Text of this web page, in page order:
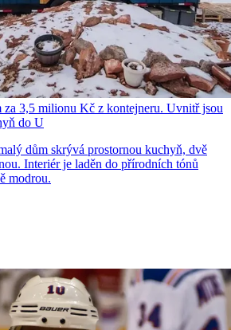
za 3,5 milionu Kč z kontejneru. Uvnitř jsou
do U
dům skrývá prostornou kuchyň, dvě
Interiér je laděn do přírodních tónů
modrou.